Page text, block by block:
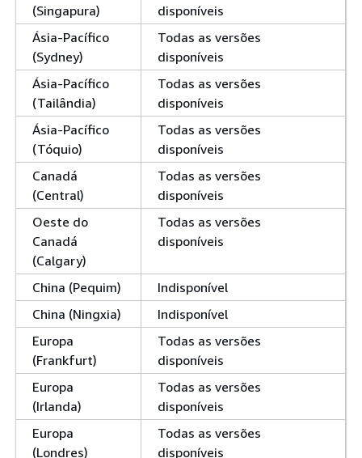
(Singapura)
disponíveis
Ásia-Pacífico
(Sydney)
Todas as versões
disponíveis
Ásia-Pacífico
(Tailândia)
Todas as versões
disponíveis
Ásia-Pacífico
(Tóquio)
Todas as versões
disponíveis
Canadá
(Central)
Todas as versões
disponíveis
Oeste do
Canadá
(Calgary)
Todas as versões
disponíveis
China (Pequim)
Indisponível
China (Ningxia)
Indisponível
Europa
(Frankfurt)
Todas as versões
disponíveis
Europa
(Irlanda)
Todas as versões
disponíveis
Europa
(Londres)
Todas as versões
disponíveis